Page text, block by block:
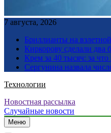
7 августа, 2026
Бриллианты на
Киркорову сделали два
Крем за 40 тысяч: за
Сергунина назвала
Технологии
Новостная рассылка
Случайные новости
Меню